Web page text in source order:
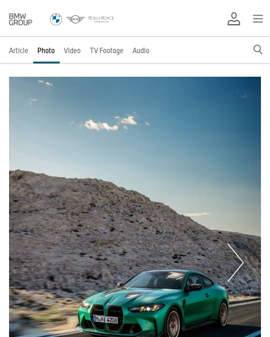
Article Photo Video TV Footage Audio